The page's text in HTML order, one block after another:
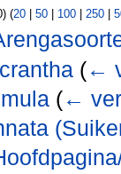
(20 50 100 250
(←
(←